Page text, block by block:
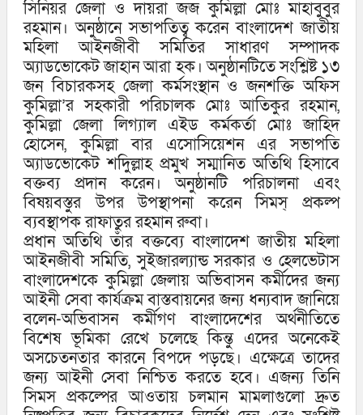
সিনিয়র জেলা ও দায়রা জজ কুমিল্লা মোঃ মাহাবুবুর
রহমান। অনুষ্ঠানে সভাপতিত্ব করেন বাংলাদেশ জাতীয়
মহিলা আইনজীবী সমিতির সাধারণ সম্পাদক
অ্যাডভোকেট জাহান আরা হক। অনুষ্ঠানটিতে সংশ্লিষ্ট ১৩
জন বিচারকসহ জেলা কর্মসংস্থান ও জনশক্তি অফিস
কুমিল্লা’র সহকারী পরিচালক মোঃ আতিকুর রহমান,
কুমিল্লা জেলা লিগ্যাল এইড কর্মকর্তা মোঃ জাহিদ
হোসেন, কুমিল্লা বার এসোসিয়েশন এর সভাপতি
অ্যাডভোকেট শদিুল্লাহ প্রমুখ সম্মানিত অতিথি হিসাবে
বক্তব্য প্রদান করেন। অনুষ্ঠানটি পরিচালনা এবং
বিষয়বস্তুর উপর উপস্থাপনা করেন সিমস্ প্রকল্প
ব্যবস্থাপক রাফাতুর রহমান রুবা।
প্রধান অতিথি তাঁর বক্তব্যে বাংলাদেশ জাতীয় মহিলা
আইনজীবী সমিতি, সুইজারল্যান্ড সরকার ও হেলভেটাস
বাংলাদেশকে কুমিল্লা জেলায় অভিবাসন কর্মীদের জন্য
আইনী সেবা কার্যক্রম বাস্তবায়নের জন্য ধন্যবাদ জানিয়ে
বলেন-অভিবাসন কর্মীগণ বাংলাদেশের অর্থনীতিতে
বিশেষ ভূমিকা রেখে চলেছে কিন্তু এদের অনেকেই
অসচেতনতার কারনে বিপদে পড়ছে। এক্ষেত্রে তাদের
জন্য আইনী সেবা নিশ্চিত করতে হবে। এজন্য তিনি
সিমস প্রকল্পের আওতায় চলমান মামলাগুলো দ্রুত